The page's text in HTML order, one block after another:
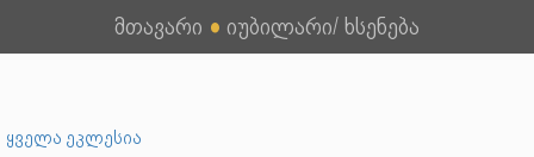
მთავარი ● იუბილარი/ ხსენება
ყველა ეკლესია